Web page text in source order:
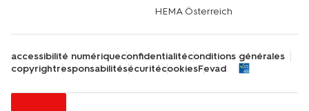
HEMA Österreich
accessibilité numériqueconfidentialitéconditions générales
copyrightresponsabilitésécuritécookiesFevad